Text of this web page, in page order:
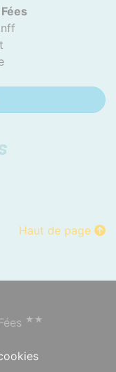
Haut de page
★★